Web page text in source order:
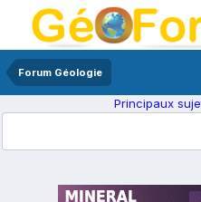
Forum Géologie
Principaux